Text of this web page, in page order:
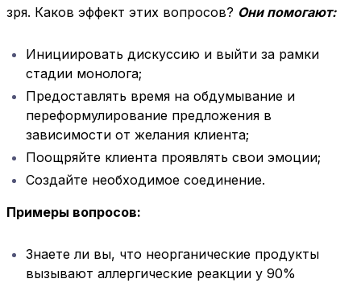
зря. Каков эффект этих вопросов? Они помогают:
Инициировать дискуссию и выйти за рамки
стадии монолога;
Предоставлять время на обдумывание и
переформулирование предложения в
зависимости от желания клиента;
Поощряйте клиента проявлять свои эмоции;
Создайте необходимое соединение.
Примеры вопросов:
Знаете ли вы, что неорганические продукты
вызывают аллергические реакции у 90%